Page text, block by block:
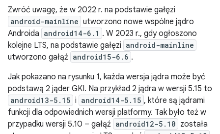
Zwróć uwagę, że w 2022 r. na podstawie gałęzi
android-mainline utworzono nowe wspólne jądro
Androida android14-6.1 . W 2023 r., gdy ogłoszono
kolejne LTS, na podstawie gałęzi android-mainline
utworzono gałąź android15-6.6 .
Jak pokazano na rysunku 1, każda wersja jądra może być
podstawą 2 jąder GKI. Na przykład 2 jądra w wersji 5.15 to
android13-5.15 i android14-5.15 , które są jądrami
funkcji dla odpowiednich wersji platformy. Tak było też w
przypadku wersji 5.10 – gałąź android12-5.10 została